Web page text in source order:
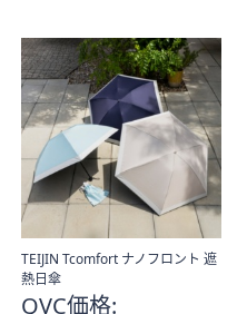
TEIJIN Tcomfort ナノフロント 遮
熱日傘
QVC価格: